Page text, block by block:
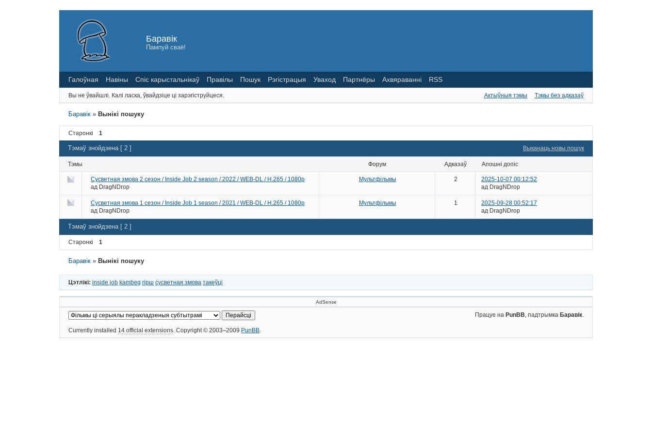
Баравік
Пампуй сваё!
Галоўная Навіны Спіс карыстальнікаў Правілы Пошук Рэгістрацыя Уваход Партнёры Ахвяраванні RSS
Вы не ўвайшлі. Калі ласка, ўвайдзіце ці зарэгіструйцеся. Актыўныя тэмы Тэмы без адказаў
Баравік » Вынікі пошуку
Старонкі 1
Выканаць новы пошук
Тэмаў знойдзена [ 2 ]
Тэмы Форум адказаў апошні допіс
Сусветная змова 2 сезон / Inside Job 2 season / 2022 / WEB-DL / H.265 / 1080p
ад DragNDrop
Мультфільмы 2
2025-10-07 00:12:52
ад DragNDrop
Сусветная змова 1 сезон / Inside Job 1 season / 2021 / WEB-DL / H.265 / 1080p
ад DragNDrop
Мультфільмы 1
2025-09-28 00:52:17
ад DragNDrop
Тэмаў знойдзена [ 2 ]
Старонкі 1
Баравік » Вынікі пошуку
Цэтлікі: inside job kambeg гірш сусветная змова такеўці
AdSense
Працуе на PunBB, падтрымка Баравік.
Currently installed 14 official extensions. Copyright © 2003–2009 PunBB.